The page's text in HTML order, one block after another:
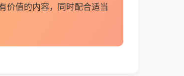
价值的内容，同时配合适当